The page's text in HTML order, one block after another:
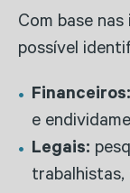
Com base
possível
Financeiros:
e
Legais:
trabalhistas,